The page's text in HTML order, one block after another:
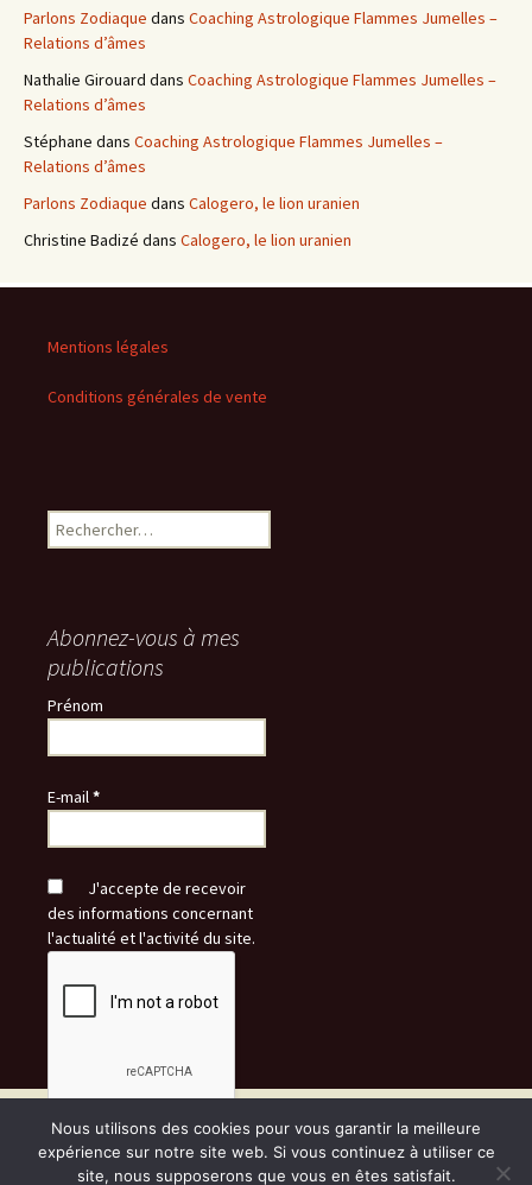
Parlons Zodiaque dans Coaching Astrologique Flammes Jumelles –
Relations d’âmes
Nathalie Girouard dans Coaching Astrologique Flammes Jumelles –
Relations d’âmes
Stéphane dans Coaching Astrologique Flammes Jumelles –
Relations d’âmes
Parlons Zodiaque dans Calogero, le lion uranien
Christine Badizé dans Calogero, le lion uranien
Mentions légales
Conditions générales de vente
Rechercher :
Abonnez-vous à mes
publications
Prénom
E-mail*
J'accepte de recevoir
des informations concernant
l'actualité et l'activité du site.
Fièrement propulsé par WordPress
Nous utilisons des cookies pour vous garantir la meilleure
expérience sur notre site web. Si vous continuez à utiliser ce
site, nous supposerons que vous en êtes satisfait.